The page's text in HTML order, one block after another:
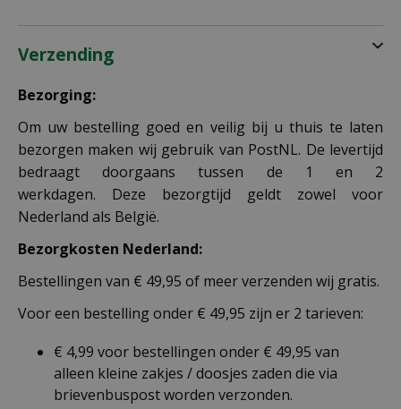
Verzending
Bezorging:
Om uw bestelling goed en veilig bij u thuis te laten
bezorgen maken wij gebruik van PostNL. De levertijd
bedraagt doorgaans tussen de 1 en 2
werkdagen. Deze bezorgtijd geldt zowel voor
Nederland als België.
Bezorgkosten Nederland:
Bestellingen van € 49,95 of meer verzenden wij gratis.
Voor een bestelling onder € 49,95 zijn er 2 tarieven:
€ 4,99 voor bestellingen onder € 49,95 van
alleen kleine zakjes / doosjes zaden die via
brievenbuspost worden verzonden.